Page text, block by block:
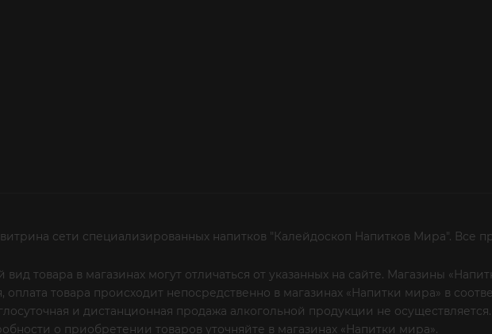
сети специализированных напитков "Калейдоскоп Напитков Мира". Все
товара в магазинах могут отличаться от указанных на сайте. Магазины
оплата товара происходит непосредственно в магазинах «Напитки мира» в
и дистанционная продажа алкогольной продукции не
о приобретении товаров уточняйте в магазинах «Напитки мира».